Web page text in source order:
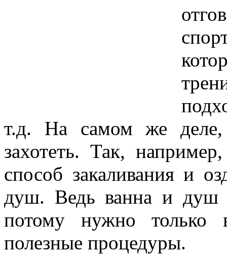
т.д. На самом же деле,
захотеть. Так,
способ закаливания и
душ. Ведь ванна и душ
потому нужно только
полезные процедуры.